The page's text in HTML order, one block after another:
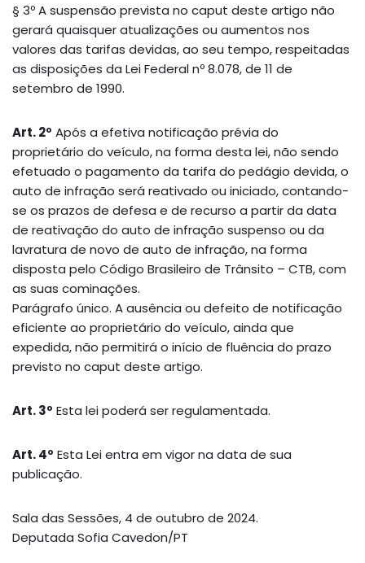
§ 3º A suspensão prevista no caput deste artigo não
gerará quaisquer atualizações ou aumentos nos
valores das tarifas devidas, ao seu tempo, respeitadas
as disposições da Lei Federal nº 8.078, de 11 de
setembro de 1990.
Art. 2º Após a efetiva notificação prévia do
proprietário do veículo, na forma desta lei, não sendo
efetuado o pagamento da tarifa do pedágio devida, o
auto de infração será reativado ou iniciado, contando-
se os prazos de defesa e de recurso a partir da data
de reativação do auto de infração suspenso ou da
lavratura de novo de auto de infração, na forma
disposta pelo Código Brasileiro de Trânsito – CTB, com
as suas cominações.
Parágrafo único. A ausência ou defeito de notificação
eficiente ao proprietário do veículo, ainda que
expedida, não permitirá o início de fluência do prazo
previsto no caput deste artigo.
Art. 3º Esta lei poderá ser regulamentada.
Art. 4º Esta Lei entra em vigor na data de sua
publicação.
Sala das Sessões, 4 de outubro de 2024.
Deputada Sofia Cavedon/PT